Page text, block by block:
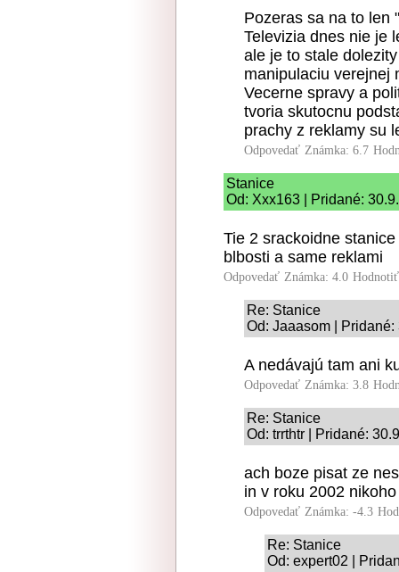
Pozeras sa na to len
Televizia dnes nie je
ale je to stale
manipulaciu verejnej
Vecerne spravy a
tvoria skutocnu
prachy z reklamy su
Odpovedať Známka: 6.7
Stanice
Od: Xxx163 | Pridané:
Tie 2 srackoidne
blbosti a same reklami
Odpovedať Známka: 4.0
Re: Stanice
Od: Jaaasom |
A nedávajú tam ani
Odpovedať Známka: 3.8
Re: Stanice
Od: trrthtr | Pridané:
ach boze pisat ze
in v roku 2002
Odpovedať Známka: -4.3
Re: Stanice
Od: expert02 |